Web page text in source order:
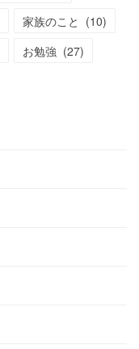
家族のこと (10)
お勉強 (27)